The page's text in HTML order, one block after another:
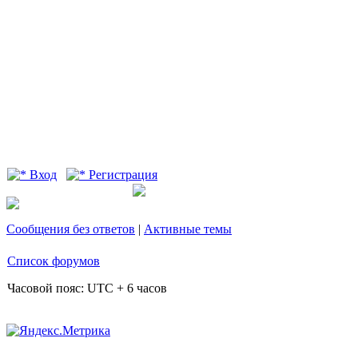
Вход Регистрация
Сообщения без ответов | Активные темы
Список форумов
Часовой пояс: UTC + 6 часов